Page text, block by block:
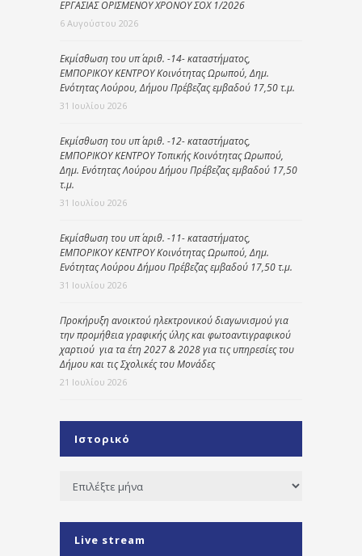
ΕΡΓΑΣΙΑΣ ΟΡΙΣΜΕΝΟΥ ΧΡΟΝΟΥ ΣΟΧ 1/2026
6 Αυγούστου 2026
Εκμίσθωση του υπ΄ αριθ. -14- καταστήματος,
ΕΜΠΟΡΙΚΟΥ ΚΕΝΤΡΟΥ Κοινότητας Ωρωπού, Δημ.
Ενότητας Λούρου, Δήμου Πρέβεζας εμβαδού 17,50 τ.μ.
31 Ιουλίου 2026
Εκμίσθωση του υπ΄ αριθ. -12- καταστήματος,
ΕΜΠΟΡΙΚΟΥ ΚΕΝΤΡΟΥ Τοπικής Κοινότητας Ωρωπού,
Δημ. Ενότητας Λούρου Δήμου Πρέβεζας εμβαδού 17,50
τ.μ.
31 Ιουλίου 2026
Εκμίσθωση του υπ΄ αριθ. -11- καταστήματος,
ΕΜΠΟΡΙΚΟΥ ΚΕΝΤΡΟΥ Κοινότητας Ωρωπού, Δημ.
Ενότητας Λούρου Δήμου Πρέβεζας εμβαδού 17,50 τ.μ.
31 Ιουλίου 2026
Προκήρυξη ανοικτού ηλεκτρονικού διαγωνισμού για
την προμήθεια γραφικής ύλης και φωτοαντιγραφικού
χαρτιού για τα έτη 2027 & 2028 για τις υπηρεσίες του
Δήμου και τις Σχολικές του Μονάδες
21 Ιουλίου 2026
Ιστορικό
Ιστορικό
Live stream